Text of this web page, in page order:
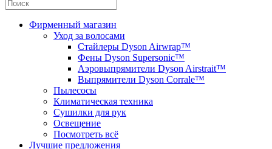
Фирменный магазин
Уход за волосами
Стайлеры Dyson Airwrap™
Фены Dyson Supersonic™
Аэровыпрямители Dyson Airstrait™
Выпрямители Dyson Corrale™
Пылесосы
Климатическая техника
Сушилки для рук
Освещение
Посмотреть всё
Лучшие предложения